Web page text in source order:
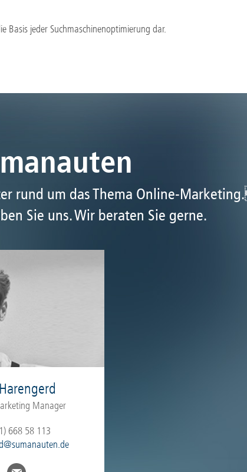
Basis jeder Suchmaschinenoptimierung dar.
rund um das Thema Online-
Sie uns. Wir beraten Sie gerne.
Manager
668 58 113